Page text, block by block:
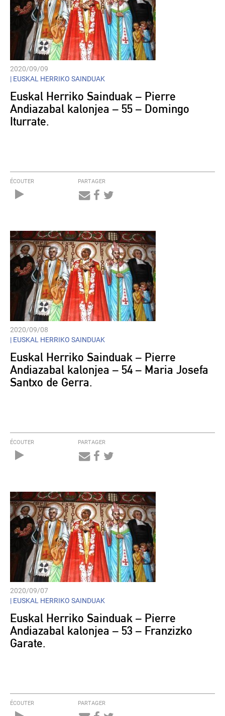
2020/09/09
| EUSKAL HERRIKO SAINDUAK
Euskal Herriko Sainduak – Pierre
Andiazabal kalonjea – 55 – Domingo
Iturrate.
ÉCOUTER PARTAGER
2020/09/08
| EUSKAL HERRIKO SAINDUAK
Euskal Herriko Sainduak – Pierre
Andiazabal kalonjea – 54 – Maria Josefa
Santxo de Gerra.
ÉCOUTER PARTAGER
2020/09/07
| EUSKAL HERRIKO SAINDUAK
Euskal Herriko Sainduak – Pierre
Andiazabal kalonjea – 53 – Franzizko
Garate.
ÉCOUTER PARTAGER